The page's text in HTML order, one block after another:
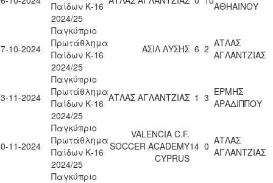
Παίδων Κ-16
2024/25
ΑΘΗΑΙΝΟΥ
10-2024
Παγκύπριο
Πρωτάθλημα
Παίδων Κ-16
2024/25
ΑΣΙΛ ΛΥΣΗΣ 6 2 ΑΤΛΑΣ
ΑΓΛΑΝΤΖΙΑΣ
11-2024
Παγκύπριο
Πρωτάθλημα
Παίδων Κ-16
2024/25
ΑΤΛΑΣ ΑΓΛΑΝΤΖΙΑΣ 1 3 ΕΡΜΗΣ
ΑΡΑΔΙΠΠΟΥ
11-2024
Παγκύπριο
Πρωτάθλημα
Παίδων Κ-16
2024/25
VALENCIA C.F.
SOCCER ACADEMY
CYPRUS
14 0 ΑΤΛΑΣ
ΑΓΛΑΝΤΖΙΑΣ
Παγκύπριο